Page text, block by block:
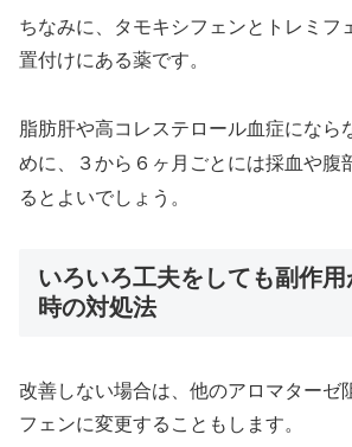
ちなみに、タモキシフェンとトレミフ
置付けにある薬です。
脂肪肝や高コレステロール血症になら
めに、３から６ヶ月ごとには採血や腹
るとよいでしょう。
いろいろ工夫をしても副作
時の対処法
改善しない場合は、他のアロマターゼ
フェンに変更することもします。